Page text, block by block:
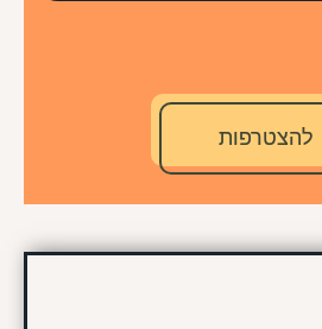
להצטרפות